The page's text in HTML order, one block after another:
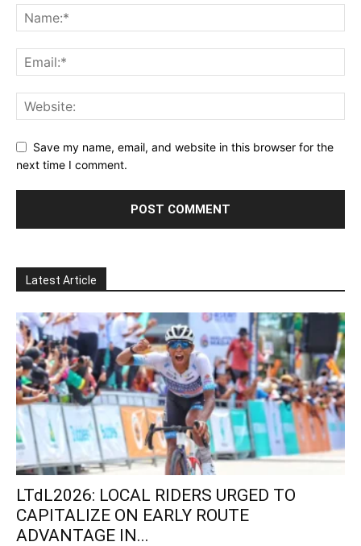
Save my name, email, and website in this browser for the
next time I comment.
Latest Article
LTdL2026: LOCAL RIDERS URGED TO
CAPITALIZE ON EARLY ROUTE
ADVANTAGE IN...